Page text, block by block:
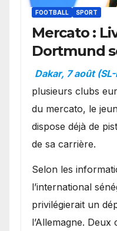
FOOTBALL SPORT
Mercato :
Dortmund
en favoris
Ibrahim
Dakar, 7 août (SL-
plusieurs clubs
du mercato, le
dispose déjà de
de sa carrière.
Selon les
l’international
privilégierait un
l’Allemagne. Deux